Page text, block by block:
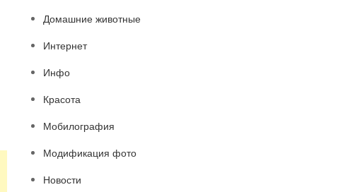
Домашние животные
Интернет
Инфо
Красота
Мобилография
Модификация фото
Новости